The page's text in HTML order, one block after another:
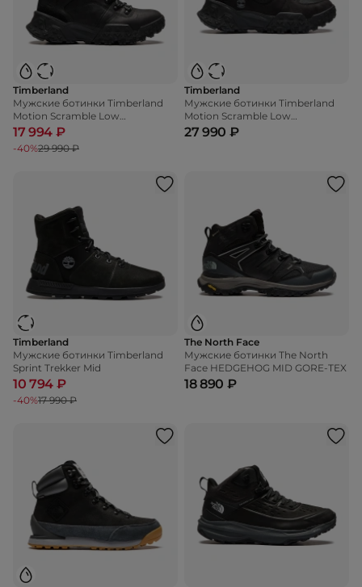
Timberland
Мужские ботинки Timberland
Motion Scramble Low
WaterProof
17 994 ₽
-40%29 990 ₽
Timberland
Мужские ботинки Timberland
Motion Scramble Low
WaterProof
27 990 ₽
Timberland
Мужские ботинки Timberland
Sprint Trekker Mid
10 794 ₽
-40%17 990 ₽
The North Face
Мужские ботинки The North
Face HEDGEHOG MID GORE-TEX
18 890 ₽